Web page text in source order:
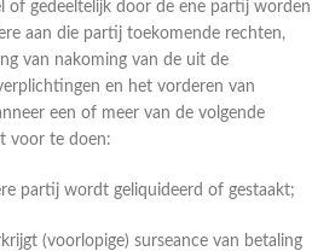
of gedeeltelijk door de ene partij worden
aan die partij toekomende rechten,
van nakoming van de uit de
en het vorderen van
een of meer van de volgende
voor te doen:
partij wordt geliquideerd of gestaakt;
(voorlopige) surseance van betaling